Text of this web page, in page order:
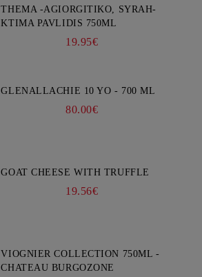
THEMA -AGIORGITIKO, SYRAH-
KTIMA PAVLIDIS 750ML
19.95€
GLENALLACHIE 10 YO - 700 ML
80.00€
GOAT CHEESE WITH TRUFFLE
19.56€
VIOGNIER COLLECTION 750ML -
CHATEAU BURGOZONE